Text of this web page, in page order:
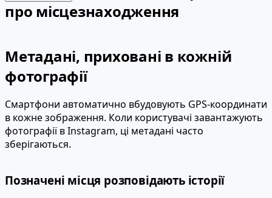
про місцезнаходження
Метадані, приховані в кожній
фотографії
Смартфони автоматично вбудовують GPS-координати
в кожне зображення. Коли користувачі завантажують
фотографії в Instagram, ці метадані часто
зберігаються.
Позначені місця розповідають історії